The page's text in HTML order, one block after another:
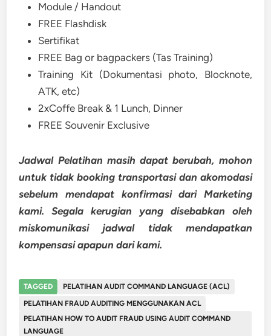
Module / Handout
FREE Flashdisk
Sertifikat
FREE Bag or bagpackers (Tas Training)
Training Kit (Dokumentasi photo, Blocknote,
ATK, etc)
2xCoffe Break & 1 Lunch, Dinner
FREE Souvenir Exclusive
Jadwal Pelatihan masih dapat berubah, mohon
untuk tidak booking transportasi dan akomodasi
sebelum mendapat konfirmasi dari Marketing
kami. Segala kerugian yang disebabkan oleh
miskomunikasi jadwal tidak mendapatkan
kompensasi apapun dari kami.
TAGGED
PELATIHAN AUDIT COMMAND LANGUAGE (ACL)
PELATIHAN FRAUD AUDITING MENGGUNAKAN ACL
PELATIHAN HOW TO AUDIT FRAUD USING AUDIT COMMAND
LANGUAGE